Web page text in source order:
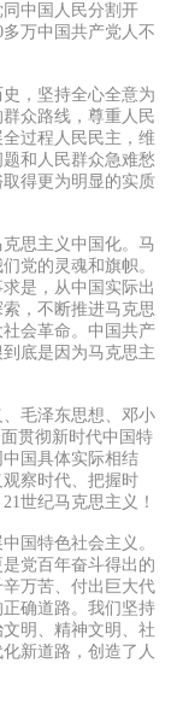
中国人民分割开
万中国共产党人不
，坚持全心全意为
众路线，尊重人民
过程人民民主，维
和人民群众急难愁
得更为明显的实质
思主义中国化。马
党的灵魂和旗帜。
是，从中国实际出
，不断推进马克思
会革命。中国共产
底是因为马克思主
毛泽东思想、邓小
贯彻新时代中国特
国具体实际相结
察时代、把握时
世纪马克思主义！
特色社会主义。
党百年奋斗得出的
万苦、付出巨大代
确道路。我们坚持
明、精神文明、社
新道路，创造了人